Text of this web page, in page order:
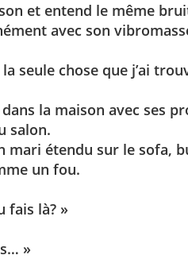
et entend le même
avec son
la seule chose que j’ai
la maison avec ses
salon.
mari étendu sur le
un fou.
fais là? »
»